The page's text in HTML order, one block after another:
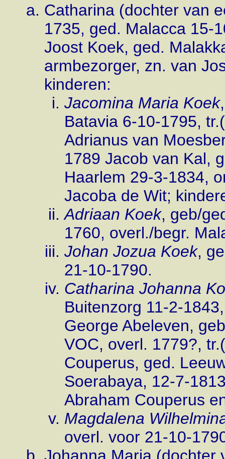
Catharina (dochter van
1735, ged. Malacca 15-
Joost Koek, ged.
armbezorger, zn. van
kinderen:
Jacomina Maria Koek
Batavia 6-10-1795,
Adrianus van
1789 Jacob van Kal,
Haarlem 29-3-1834,
Jacoba de Wit;
Adriaan Koek, geb/
1760, overl./begr.
Johan Jozua Koek,
21-10-1790.
Catharina Johanna
Buitenzorg 11-2-
George Abeleven,
VOC, overl. 1779?,
Couperus, ged.
Soerabaya, 12-7-
Abraham Couperus
Magdalena
overl. voor 21-10-